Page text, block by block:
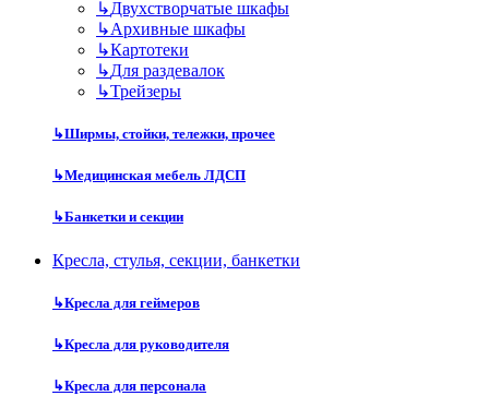
↳Двухстворчатые шкафы
↳Архивные шкафы
↳Картотеки
↳Для раздевалок
↳Трейзеры
↳Ширмы, стойки, тележки, прочее
↳Медицинская мебель ЛДСП
↳Банкетки и секции
Кресла, стулья, секции, банкетки
↳Кресла для геймеров
↳Кресла для руководителя
↳Кресла для персонала